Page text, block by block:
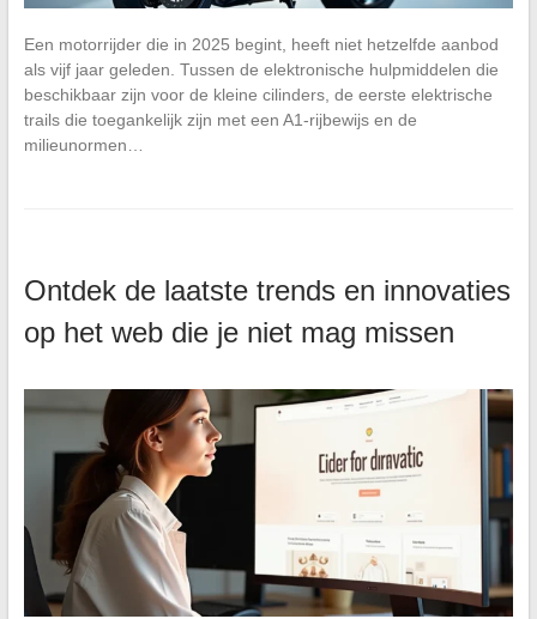
Een motorrijder die in 2025 begint, heeft niet hetzelfde aanbod
als vijf jaar geleden. Tussen de elektronische hulpmiddelen die
beschikbaar zijn voor de kleine cilinders, de eerste elektrische
trails die toegankelijk zijn met een A1-rijbewijs en de
milieunormen…
Ontdek de laatste trends en innovaties
op het web die je niet mag missen